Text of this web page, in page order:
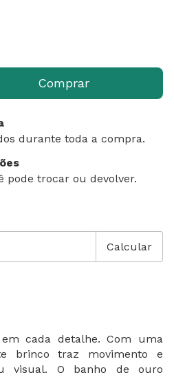
durante toda a compra.
pode trocar ou devolver.
Calcular
cada detalhe. Com uma
brinco traz movimento e
visual. O banho de ouro